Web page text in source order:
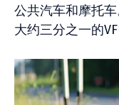
公共汽车和摩托
大约三分之一的